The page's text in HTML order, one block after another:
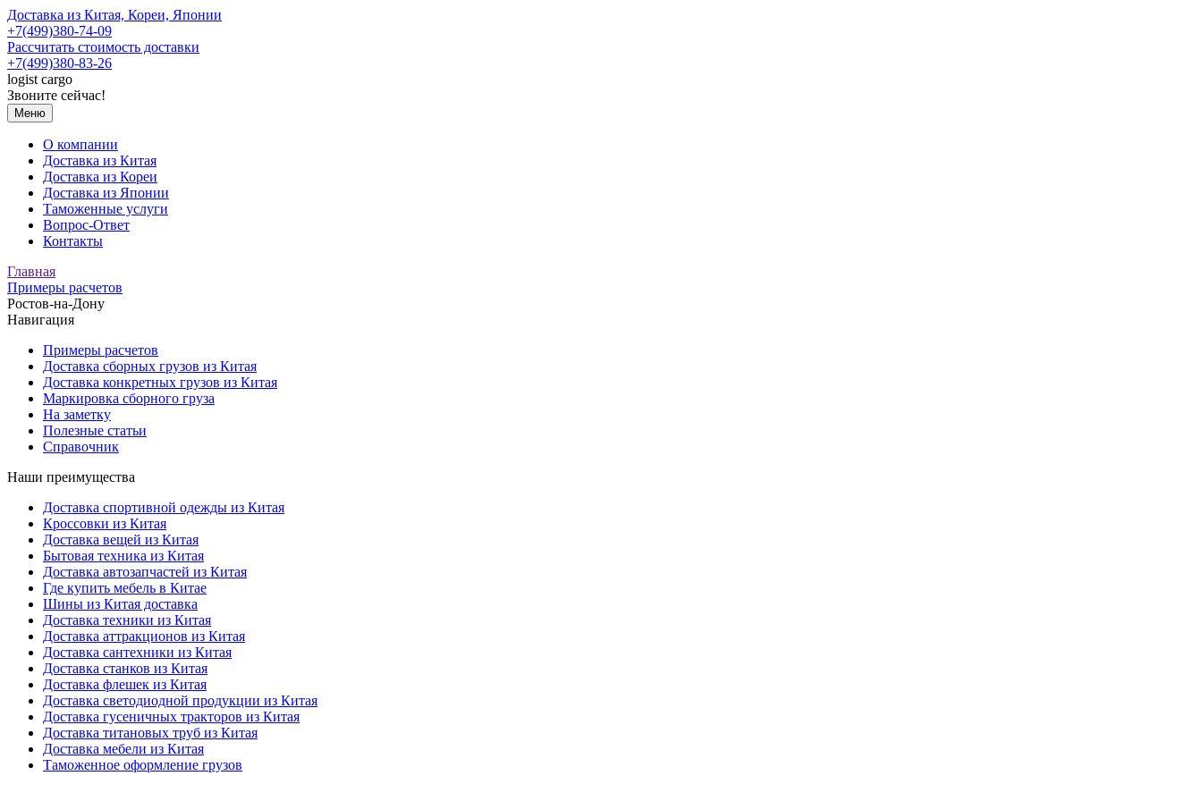
Доставка из Китая, Кореи, Японии
+7(499)380-74-09
Рассчитать стоимость доставки
+7(499)380-83-26
logist cargo
Звоните сейчас!
Меню
О компании
Доставка из Китая
Доставка из Кореи
Доставка из Японии
Таможенные услуги
Вопрос-Ответ
Контакты
Главная
Примеры расчетов
Ростов-на-Дону
Навигация
Примеры расчетов
Доставка сборных грузов из Китая
Доставка конкретных грузов из Китая
Маркировка сборного груза
На заметку
Полезные статьи
Справочник
Наши преимущества
Доставка спортивной одежды из Китая
Кроссовки из Китая
Доставка вещей из Китая
Бытовая техника из Китая
Доставка автозапчастей из Китая
Где купить мебель в Китае
Шины из Китая доставка
Доставка техники из Китая
Доставка аттракционов из Китая
Доставка сантехники из Китая
Доставка станков из Китая
Доставка флешек из Китая
Доставка светодиодной продукции из Китая
Доставка гусеничных тракторов из Китая
Доставка титановых труб из Китая
Доставка мебели из Китая
Таможенное оформление грузов